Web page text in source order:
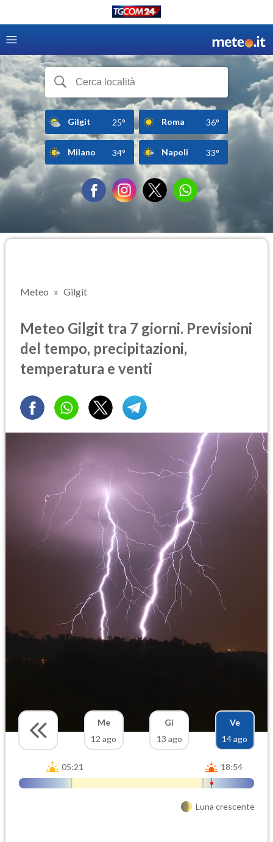
Gilgit 25° Roma 36°
Milano 34° Napoli 33°
Meteo Gilgit
Meteo Gilgit tra 7 giorni. Previsioni
del tempo, precipitazioni,
temperatura e venti
Me
12 ago
Gi
13 ago
Ve
14 ago
05:21 18:54
Luna crescente